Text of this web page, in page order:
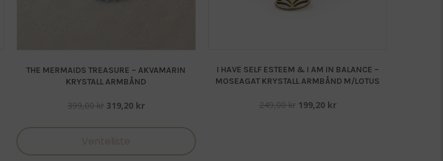
THE MERMAIDS TREASURE – AKVAMARIN
KRYSTALL ARMBÅND
399,00kr Opprinnelig
var:
399,00 kr.
319,20 krNåværende
er:
Venteliste
I HAVE SELF ESTEEM & I AM IN BALANCE –
MOSEAGAT KRYSTALL ARMBÅND M/LOTUS
249,00kr Opprinnelig
199,20 krNåværende